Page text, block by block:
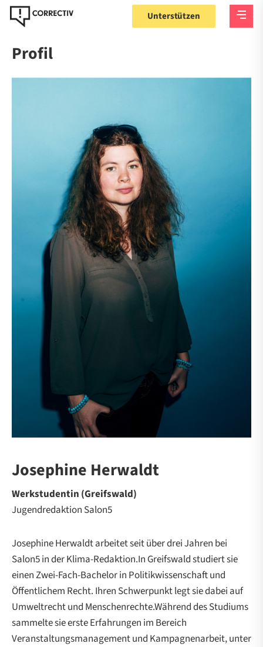
Unterstützen
Profil
Josephine Herwaldt
Werkstudentin (Greifswald)
Jugendredaktion Salon5
Josephine Herwaldt arbeitet seit über drei Jahren bei
Salon5 in der Klima-Redaktion.In Greifswald studiert sie
einen Zwei-Fach-Bachelor in Politikwissenschaft und
Öffentlichem Recht. Ihren Schwerpunkt legt sie dabei auf
Umweltrecht und Menschenrechte.Während des Studiums
sammelte sie erste Erfahrungen im Bereich
Veranstaltungsmanagement und Kampagnenarbeit, unter